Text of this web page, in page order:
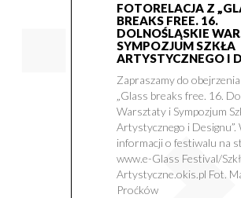
FOTORELACJA Z
BREAKS FREE. 16.
DOLNOŚLĄSKIE
SYMPOZJUM SZKŁA
ARTYSTYCZNEGO I
Zapraszamy do
„Glass breaks free. 16.
Warsztaty i Sympozjum
Artystycznego i Designu”.
informacji o festiwalu na
www.e-Glass Festival/
Artystyczne.okis.pl Fot.
Proćków